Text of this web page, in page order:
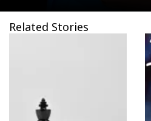
Related Stories